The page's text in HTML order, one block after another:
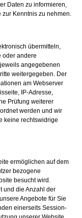
Daten zu informieren,
Kenntnis zu nehmen.
übermitteln,
oder andere
angegebenen
weitergegeben. Der
am Webserver
IP-Adresse,
Prüfung weiterer
werden und wir
keine rechtswidrige
ermöglichen auf dem
bezogene
besucht wird.
und die Anzahl der
Angebote für Sie
einerseits Session-